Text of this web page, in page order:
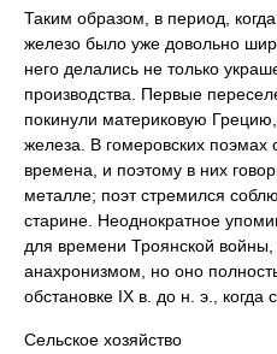
Таким образом, в период,
железо было уже довольно
него делались не только
производства. Первые
покинули материковую
железа. В гомеровских
времена, и поэтому в них
металле; поэт стремился
старине. Неоднократное
для времени Троянской войны,
анахронизмом, но оно
обстановке IX в. до н. э., когда
Сельское хозяйство